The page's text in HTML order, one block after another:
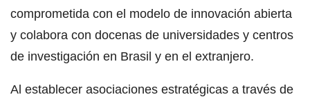
comprometida con el modelo de innovación abierta
y colabora con docenas de universidades y centros
de investigación en Brasil y en el extranjero.
Al establecer asociaciones estratégicas a través de